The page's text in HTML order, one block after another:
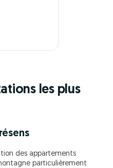
les plus
des appartements
particulièrement